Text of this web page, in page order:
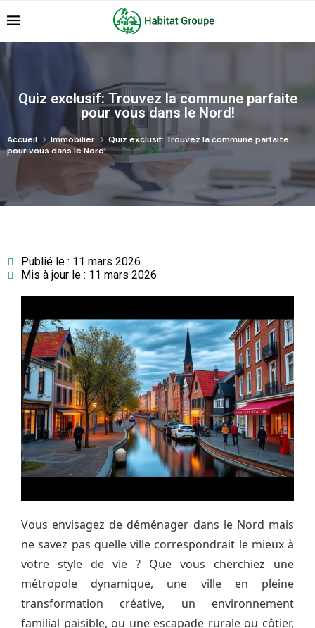
Quiz exclusif: Trouvez la commune parfaite
pour vous dans le Nord!
Accueil Immobilier
Quiz exclusif: Trouvez la commune parfaite
pour vous dans le Nord!
Publié le : 11 mars 2026
Mis à jour le : 11 mars 2026
Vous envisagez de déménager dans le Nord mais
ne savez pas quelle ville correspondrait le mieux à
votre style de vie ? Que vous cherchiez une
métropole dynamique, une ville en pleine
transformation créative, un environnement
familial paisible, ou une escapade rurale ou côtier,